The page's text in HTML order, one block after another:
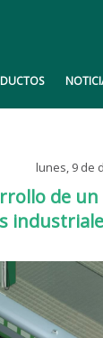
lunes, 9 de
de